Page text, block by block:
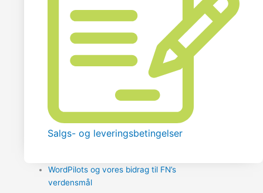
Salgs- og leveringsbetingelser
WordPilots og vores bidrag til FN’s
verdensmål